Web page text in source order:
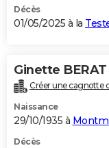
Décès
01/05/2025 à la
Ginette BERAT
Créer une cagnotte
Naissance
29/10/1935 à
Décès